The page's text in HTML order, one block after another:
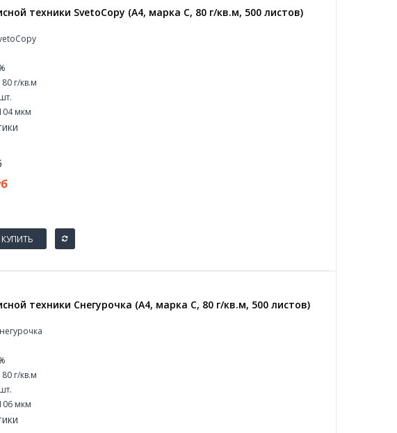
техники SvetoCopy (A4, марка C, 80 г/кв.м, 500 листов)
80 г/кв.м
мкм
КУПИТЬ
техники Снегурочка (А4, марка C, 80 г/кв.м, 500 листов)
80 г/кв.м
мкм